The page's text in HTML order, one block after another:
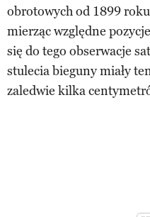
obrotowych od 1899
mierząc względne
się do tego obserwacje
stulecia bieguny miały
zaledwie kilka